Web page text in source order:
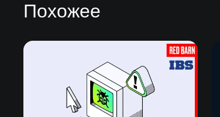
Похожее